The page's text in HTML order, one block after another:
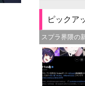
ピックア
スプラ界隈の